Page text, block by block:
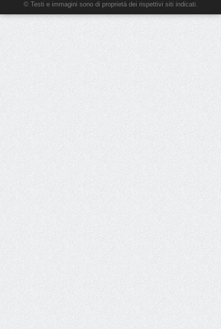
© Testi e immagini sono di proprietà dei rispettivi siti indicati.